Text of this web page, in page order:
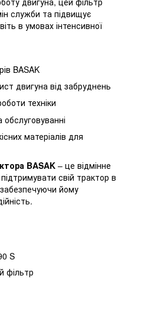
служби та підвищує
в умовах інтенсивної
BASAK
двигуна від забруднень
техніки
матеріалів для
BASAK – це відмінне
свій трактор в
йому
S
фільтр